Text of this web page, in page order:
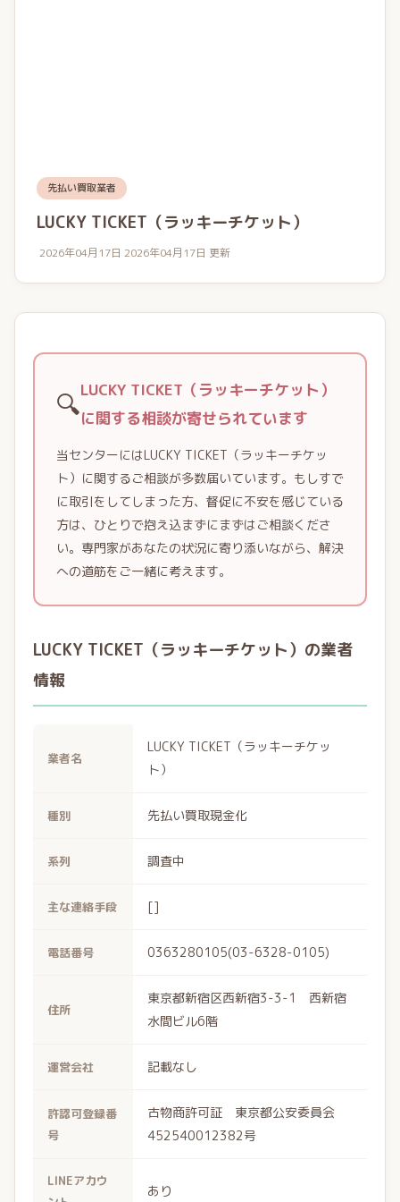
先払い買取業者
LUCKY TICKET（ラッキーチケット）
2026年04月17日 2026年04月17日 更新
🔍LUCKY TICKET（ラッキーチケット）
に関する相談が寄せられています
当センターにはLUCKY TICKET（ラッキーチケッ
ト）に関するご相談が多数届いています。もしすで
に取引をしてしまった方、督促に不安を感じている
方は、ひとりで抱え込まずにまずはご相談くださ
い。専門家があなたの状況に寄り添いながら、解決
への道筋をご一緒に考えます。
LUCKY TICKET（ラッキーチケット）の業者
情報
業者名
LUCKY TICKET（ラッキーチケッ
ト）
種別 先払い買取現金化
系列 調査中
主な連絡手段 []
電話番号 0363280105(03-6328-0105)
住所
東京都新宿区西新宿3-3-1 西新宿
水間ビル6階
運営会社 記載なし
許認可登録番
号
古物商許可証 東京都公安委員会
452540012382号
LINEアカウ
あり